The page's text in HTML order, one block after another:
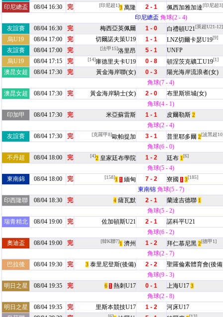
印尼總盃
08/04 16:30 完 [印尼超1]3 萬隆 2 - 1 佩西加雅加達[印尼超3]
印尼總盃 角球(2 - 4)
友誼賽
08/04 16:30 完 梅西亞英佩爾 1 - 0 白禮頓U21[英超U21-12]
烏U19 08/04 17:00 完 切爾諾夫策U19 1 - 1 LNZ切爾卡瑟U19[9]
友誼賽 08/04 17:00 完 [法甲15]洛里昂 5 - 1
UNFP
烏U19
08/04 17:15 完 [14]庫德里夫卡U19 0 - 8 頓涅茨克礦工U19[1]
澳昆女超 08/04 17:30 完 黃金海岸聯(女) 0 - 3
陽光海岸流浪者(女)
角球(7 - 4)
澳昆女超
08/04 17:30 完 黃金海岸騎士(女) 2 - 0
布里斯班城(女)
角球(4 - 1)
印加甲
08/04 17:30 完 米亞蘇雷斯 1 - 1 皮爾勒斯 2
角球(2 - 4)
友誼賽
08/04 17:30 完 [克羅甲8]歐帕提加 3 - 1 普里耶多爾 2[波黑超
角球(6 - 0)
不丹超
08/04 18:00 完 [4]2 皇家廷布學院 1 - 2 廷布 1[6]
角球(5 - 4)
東南錦
08/04 18:00 完 [158]1 1 緬甸 7 - 2 寮國 1 3[185]
東南锦角球(5 - 7)
印西隆聯
08/04 18:30 完 4 薩瓦默 2 - 1 蘭達吉德聯 1
角球(5 - 2)
瑞青精北
08/04 19:00 完 佐加頓斯U21 2 - 1
諾科平U21
角球(6 - 2)
奧迪盃
08/04 19:00 完 [韓K聯7]1 濟州 1 - 2 拜仁慕尼黑 2[德甲1]
角球(2 - 7)
巴拉後
08/04 19:30 完 3 泰里尼登斯(後備) 2 - 2
聖羅倫素體育會(後
角球(9 - 3)
明日之星
08/04 19:35 完 6 1 熱刺U17 0 - 1 上海U17 3
角球(2 - 8)
明日之星
08/04 19:35 完 里斯本競技U17 1 - 2
河床U17